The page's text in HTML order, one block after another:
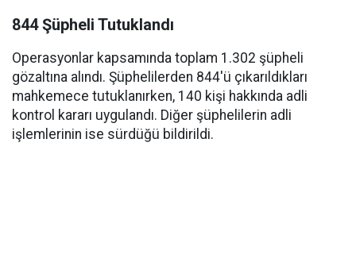
844 Şüpheli Tutuklandı
Operasyonlar kapsamında toplam 1.302 şüpheli
gözaltına alındı. Şüphelilerden 844'ü çıkarıldıkları
mahkemece tutuklanırken, 140 kişi hakkında adli
kontrol kararı uygulandı. Diğer şüphelilerin adli
işlemlerinin ise sürdüğü bildirildi.